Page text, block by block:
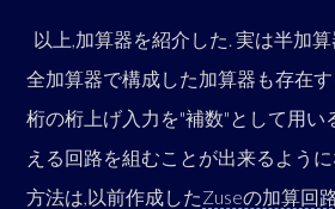
以上,加算器を紹介した. 実は半加
全加算器で構成した加算器も存在
桁の桁上げ入力を"補数"として用い
える回路を組むことが出来るよう
方法は,以前作成したZuseの加算回